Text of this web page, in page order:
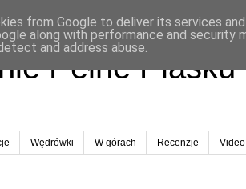
Pełne Piasku
Wędrówki W górach Recenzje Video
from Google to deliver its services
along with performance and
and address abuse.